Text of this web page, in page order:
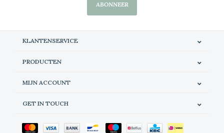
ABONNEER
KLANTENSERVICE
PRODUCTEN
MIJN ACCOUNT
GET IN TOUCH